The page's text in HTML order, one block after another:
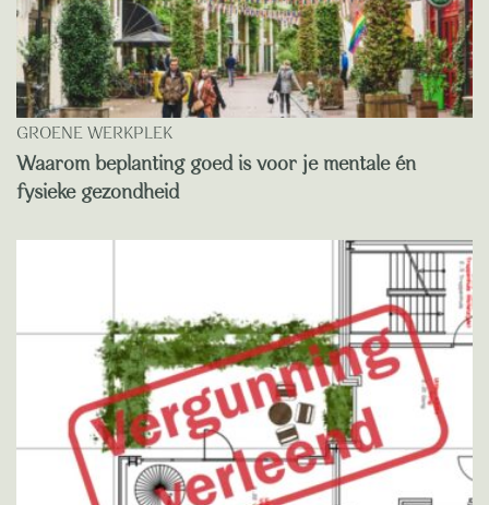
GROENE WERKPLEK
Waarom beplanting goed is voor je mentale én
fysieke gezondheid